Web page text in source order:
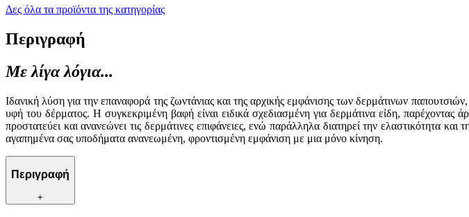
Δες όλα τα προϊόντα της κατηγορίας
Περιγραφή
Με λίγα λόγια...
Ιδανική λύση για την επαναφορά της ζωντάνιας και της αρχικής εμφάνισης των δερμάτινων
υφή του δέρματος. Η συγκεκριμένη βαφή είναι ειδικά σχεδιασμένη για δερμάτινα είδη,
προστατεύει και ανανεώνει τις δερμάτινες επιφάνειες, ενώ παράλληλα διατηρεί την ελαστικότητα
αγαπημένα σας υποδήματα ανανεωμένη, φροντισμένη εμφάνιση με μια μόνο κίνηση.
Περιγραφή
+